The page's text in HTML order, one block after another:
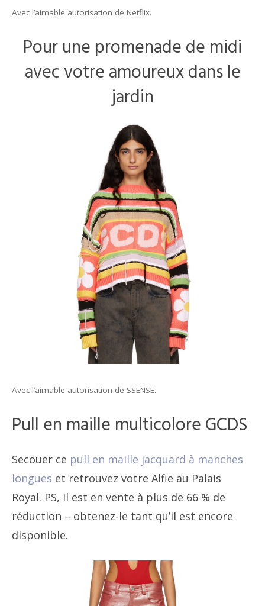
Avec l’aimable autorisation de Netflix.
Pour une promenade de midi
avec votre amoureux dans le
jardin
Avec l’aimable autorisation de SSENSE.
Pull en maille multicolore GCDS
Secouer ce pull en maille jacquard à manches
longues et retrouvez votre Alfie au Palais
Royal. PS, il est en vente à plus de 66 % de
réduction – obtenez-le tant qu’il est encore
disponible.